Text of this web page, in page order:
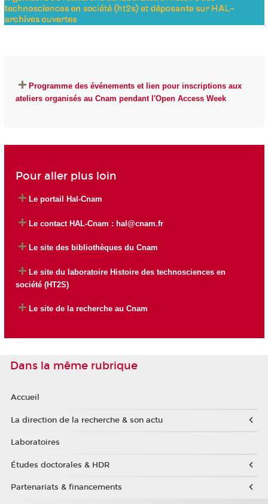
Programme des événements et lien pour inscriptions aux
ateliers organisés au Cnam pendant l'Open Access Week
Pour aller plus loin
Le portail Hal-Cnam
Le contact HAL-Cnam : hal@cnam.fr
Le site des bibliothèques du Cnam
Le site du laboratoire Histoire des technosciences en
société (HT2S)
Le site de la recherche au Cnam
Dans la même rubrique
Accueil
La direction de la recherche & son actu
Laboratoires
Études doctorales & HDR
Partenariats & financements